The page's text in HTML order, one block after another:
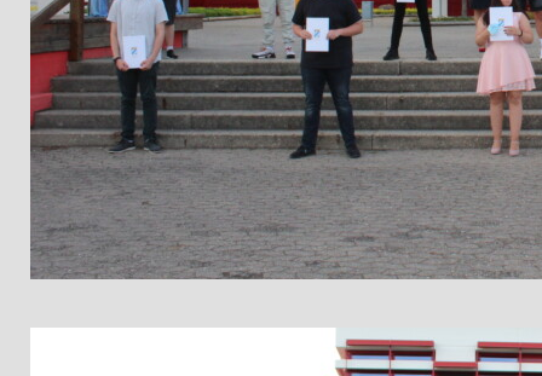
Die drei Jahrgangsbesten Timpo Eckert, Vanessa Czech und Lukas